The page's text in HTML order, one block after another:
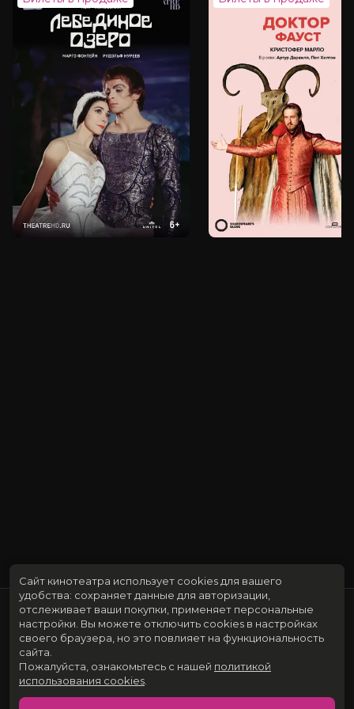
Страна
Австралия, США
Слоган
«В городе порока выживает
крутейший»
Режиссер
Деррик Борте
Рассел Кроу, Люк Эванс, Аарон Пол,
Тереза Палмер, Нина Добрев,
Джолин Блэлок, Дэниэл Дзоватто,
Ясмин Кассим, Джош МакКонвилл,
Бенедикт Харди
Продюсеры
Mark Bower, Марк Фазано, Дебора
Гловер
Сценаристы
Деррик Борте, Дэниэл Форте, Томас
Перри
Жанр
боевик, комедия, триллер
Длительность
1 ч 48 мин
с 25 июня до 8 июля
Сайт кинотеатра использует cookies для вашего
удобства: сохраняет данные для авторизации,
отслеживает ваши покупки, применяет персональные
настройки. Вы можете отключить cookies в настройках
своего браузера, но это повлияет на функциональность
сайта.
Пожалуйста, ознакомьтесь с нашей политикой
использования cookies